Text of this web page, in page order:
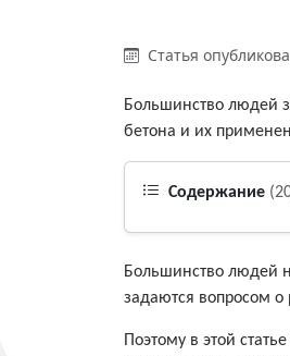
Статья
Большинство людей
бетона и их
Содержание
Большинство людей
задаются вопросом
Поэтому в этой